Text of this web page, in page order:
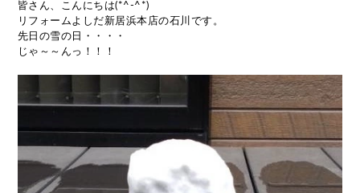
皆さん、こんにちは(*^-^*)
リフォームよしだ新居浜本店の石川です。
先日の雪の日・・・・
じゃ～～んっ！！！